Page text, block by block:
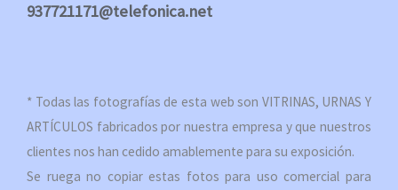
937721171@telefonica.net
* Todas las fotografías de esta web son VITRINAS, URNAS Y
ARTÍCULOS fabricados por nuestra empresa y que nuestros
clientes nos han cedido amablemente para su exposición.
Se ruega no copiar estas fotos para uso comercial para